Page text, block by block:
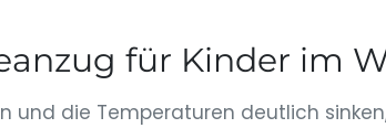
für Kinder im
und die Temperaturen deutlich